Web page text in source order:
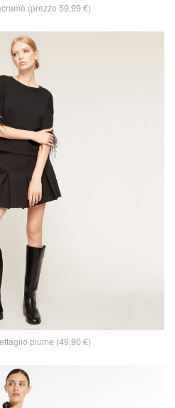
(prezzo 59,99 €)
piume (49,90 €)